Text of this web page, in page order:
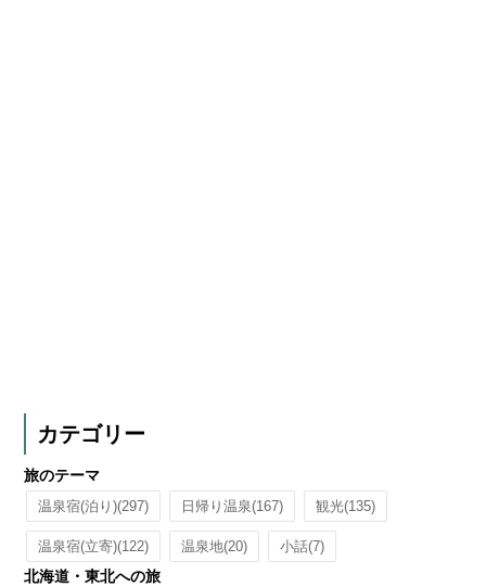
カテゴリー
旅のテーマ
温泉宿(泊り)(297) 日帰り温泉(167) 観光(135)
温泉宿(立寄)(122) 温泉地(20) 小話(7)
北海道・東北への旅